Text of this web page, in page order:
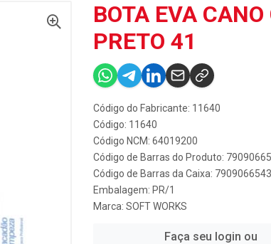
BOTA EVA
PRETO 41
Código do Fabricante: 11640
Código: 11640
Código NCM: 64019200
Código de Barras do Produto:
Código de Barras da Caixa:
Embalagem: PR/1
Marca: SOFT WORKS
Faça seu login ou